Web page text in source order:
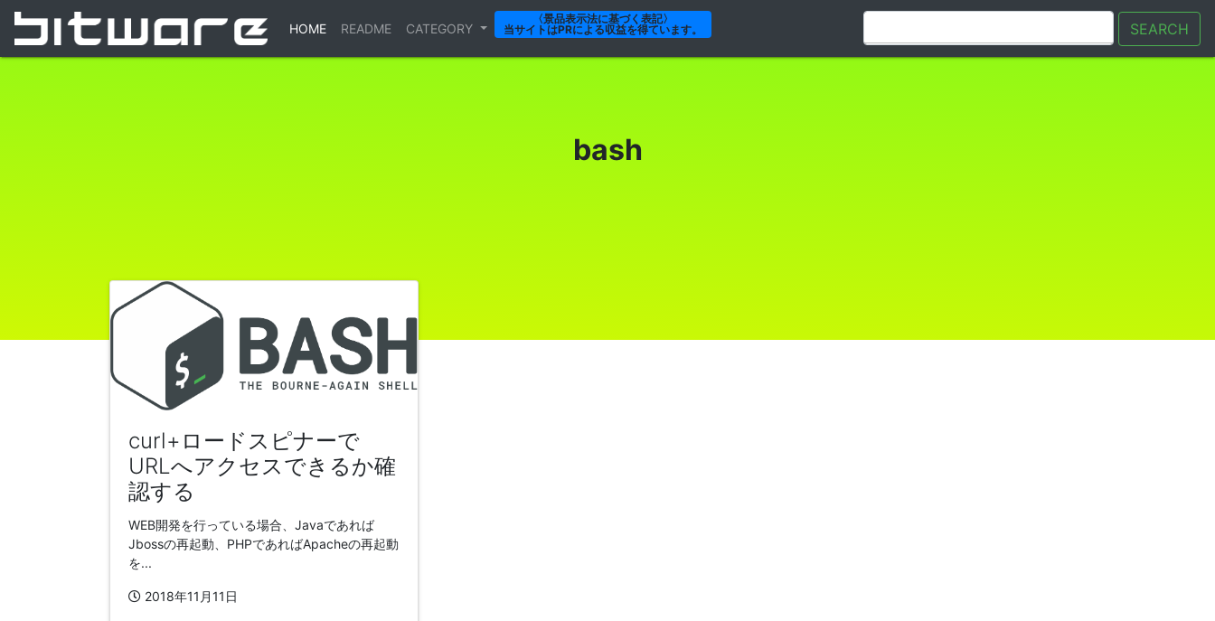
HOME(CURRENT)
README CATEGORY
〈景品表示法に基づく表記〉
当サイトはPRによる収益を得ています。
SEARCH
bash
curl+ロードスピナーで
URLへアクセスできるか確
認する
WEB開発を行っている場合、Javaであれば
Jbossの再起動、PHPであればApacheの再起動
を...
2018年11月11日